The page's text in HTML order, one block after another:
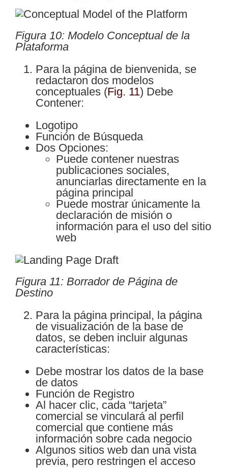
Figura 10: Modelo Conceptual de la
Plataforma
Para la página de bienvenida, se
redactaron dos modelos
conceptuales (Fig. 11) Debe
Contener:
Logotipo
Función de Búsqueda
Dos Opciones:
Puede contener nuestras
publicaciones sociales,
anunciarlas directamente en la
página principal
Puede mostrar únicamente la
declaración de misión o
información para el uso del sitio
web
Figura 11: Borrador de Página de
Destino
Para la página principal, la página
de visualización de la base de
datos, se deben incluir algunas
características:
Debe mostrar los datos de la base
de datos
Función de Registro
Al hacer clic, cada “tarjeta”
comercial se vinculará al perfil
comercial que contiene más
información sobre cada negocio
Algunos sitios web dan una vista
previa, pero restringen el acceso